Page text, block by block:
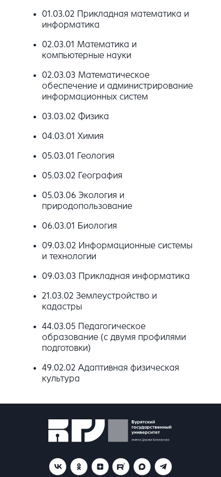
01.03.02 Прикладная математика и
информатика
02.03.01 Математика и
компьютерные науки
02.03.03 Математическое
обеспечение и администрирование
информационных систем
03.03.02 Физика
04.03.01 Химия
05.03.01 Геология
05.03.02 География
05.03.06 Экология и
природопользование
06.03.01 Биология
09.03.02 Информационные системы
и технологии
09.03.03 Прикладная информатика
21.03.02 Землеустройство и
кадастры
44.03.05 Педагогическое
образование (с двумя профилями
подготовки)
49.02.02 Адаптивная физическая
культура